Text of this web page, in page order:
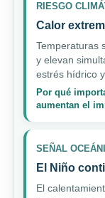
RIESGO
Calor
Temperaturas
y elevan
estrés hídrico
Por qué
aumentan el
SEÑAL
El Niño
El